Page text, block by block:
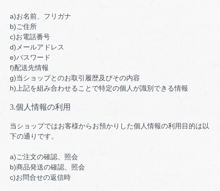
a)お名前、フリガナ
b)ご住所
c)お電話番号
d)メールアドレス
e)パスワード
f)配送先情報
g)当ショップとのお取引履歴及びその内容
h)上記を組み合わせることで特定の個人が識別できる情報
3.個人情報の利用
当ショップではお客様からお預かりした個人情報の利用目的は以
下の通りです。
a)ご注文の確認、照会
b)商品発送の確認、照会
c)お問合せの返信時